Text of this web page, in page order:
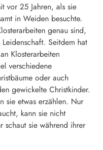
vor 25 Jahren, als sie
in Weiden besuchte.
genau sind,
Seitdem hat
Klosterarbeiten
verschiedene
oder auch
gewickelte Christkinder.
sie etwas erzählen. Nur
kann sie nicht
schaut sie während ihrer